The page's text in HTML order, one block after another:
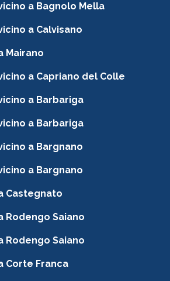
a Bagnolo Mella
a Calvisano
Mairano
a Capriano del Colle
a Barbariga
a Barbariga
a Bargnano
a Bargnano
Castegnato
Rodengo Saiano
Rodengo Saiano
Corte Franca